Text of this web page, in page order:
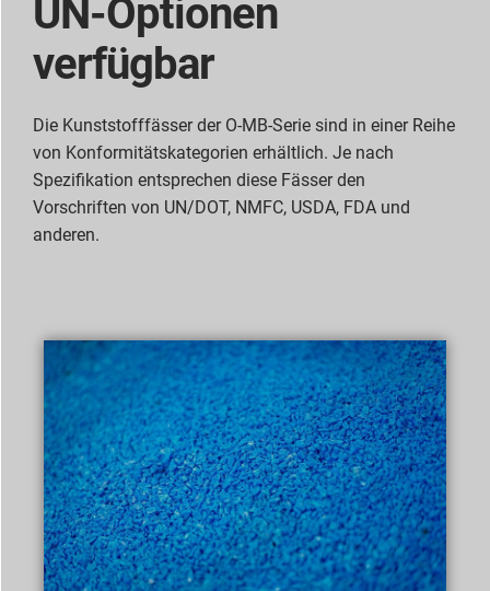
UN-Optionen
verfügbar
Die Kunststofffässer der O-MB-Serie sind in einer Reihe
von Konformitätskategorien erhältlich. Je nach
Spezifikation entsprechen diese Fässer den
Vorschriften von UN/DOT, NMFC, USDA, FDA und
anderen.